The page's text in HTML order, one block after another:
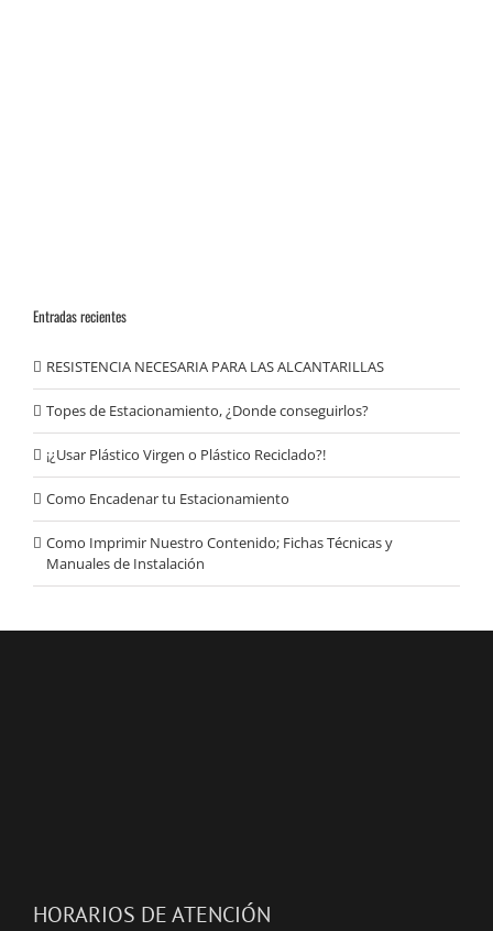
Entradas recientes
RESISTENCIA NECESARIA PARA LAS ALCANTARILLAS
Topes de Estacionamiento, ¿Donde conseguirlos?
¡¿Usar Plástico Virgen o Plástico Reciclado?!
Como Encadenar tu Estacionamiento
Como Imprimir Nuestro Contenido; Fichas Técnicas y
Manuales de Instalación
HORARIOS DE ATENCIÓN